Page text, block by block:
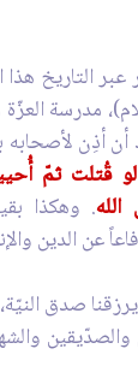
عبر التاريخ
مدرسة
أذِن لأصحابه
لو قُتلت ثمّ
. وهكذا
عن الدين
صدق
والصدّيقين